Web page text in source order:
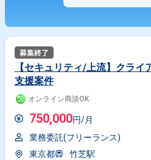
【セキュリティ/上流】クラ
支援案件
オンライン商談OK
750,000円/月
業務委託(フリーランス)
東京都
竹芝駅